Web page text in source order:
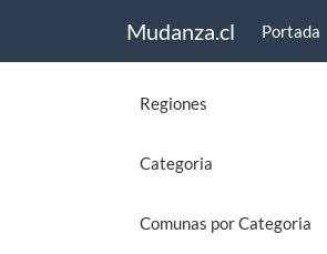
Mudanza.cl Portada
Regiones
Categoria
Comunas por Categoria